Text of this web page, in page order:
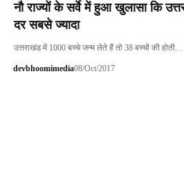
नौ राज्यों के सर्वे में हुआ खुलासा कि
दर सबसे ज्यादा
उत्तराखंड में 1000 बच्चे जन्म लेते हैं तो 38 बच्चों की होती…
devbhoomimedia08/Oct/2017